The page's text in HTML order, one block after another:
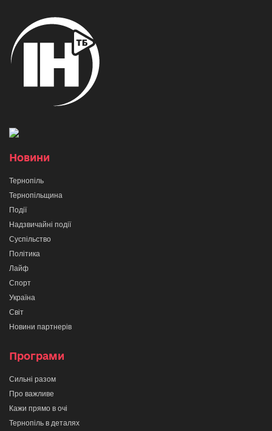
Новини
Тернопіль
Тернопільщина
Події
Надзвичайні події
Суспільство
Політика
Лайф
Спорт
Україна
Світ
Новини партнерів
Програми
Сильні разом
Про важливе
Кажи прямо в очі
Тернопіль в деталях